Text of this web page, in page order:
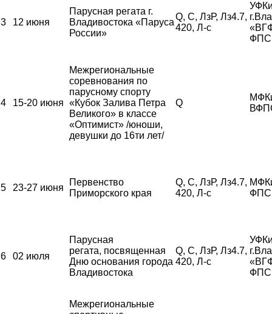
3 12 июня
Парусная регата г.
Владивостока «Паруса
России»
Q, С, ЛзР, Лз4.7,
420, Л-с
ФПС
4 15-20 июня
Межрегиональные
соревнования по
парусному спорту
«Кубок Залива Петра
Великого» в классе
«Оптимист» /юноши,
девушки до 16ти лет/
Q
5 23-27 июня
Первенство
Приморского края
Q, С, ЛзР, Лз4.7,
420, Л-с
ФПС
6 02 июля
Парусная
регата, посвященная
Дню основания города
Владивостока
Q, С, ЛзР, Лз4.7,
420, Л-с
ФПС
Межрегиональные